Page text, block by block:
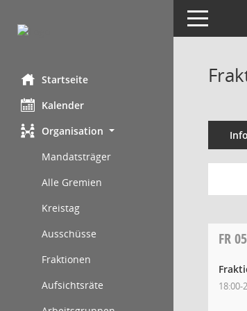
Startseite
Kalender
Organisation
Mandatsträger
Alle Gremien
Kreistag
Ausschüsse
Fraktionen
Aufsichtsräte
Toggle
FR
18:00-